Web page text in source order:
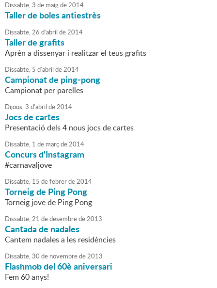
Dissabte,3 de maigde2014
Taller de boles antiestrès
Dissabte,26 d'abril de2014
Taller de grafits
Aprèn a dissenyar i realitzar el teus grafits
Dissabte, 5 d'abril de2014
Campionat de ping-pong
Campionat per parelles
Dijous,3 d'abril de2014
Jocs de cartes
Presentació dels 4 nous jocs de cartes
Dissabte, 1 de marçde2014
Concurs d'Instagram
#carnavaljove
Dissabte, 15 defebrerde2014
Torneig de Ping Pong
Torneig jove de Ping Pong
Dissabte,21 dedesembrede2013
Cantada de nadales
Cantem nadales a les residències
Dissabte,30 de novembrede2013
Flashmob del 60è aniversari
Fem 60 anys!